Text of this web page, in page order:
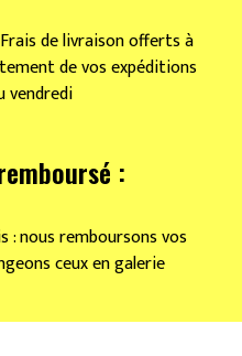
de livraison offerts à
de vos expéditions
vendredi
:
: nous remboursons vos
ceux en galerie